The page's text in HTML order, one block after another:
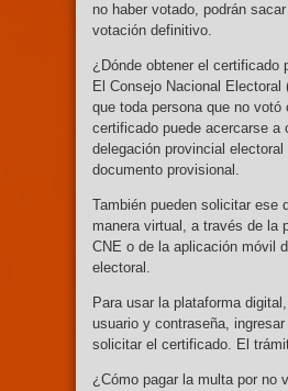
no haber votado, podrán
votación definitivo.
¿Dónde obtener el certificado
El Consejo Nacional Electoral
que toda persona que no votó
certificado puede acercarse a
delegación provincial electoral
documento provisional.
También pueden solicitar ese
manera virtual, a través de la
CNE o de la aplicación móvil
electoral.
Para usar la plataforma
usuario y contraseña,
solicitar el certificado. El
¿Cómo pagar la multa por no